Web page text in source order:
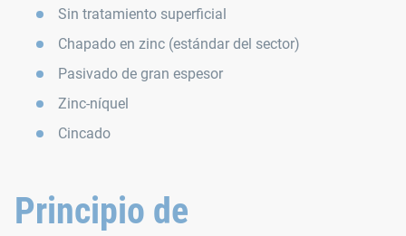
Sin tratamiento superficial
Chapado en zinc (estándar del sector)
Pasivado de gran espesor
Zinc-níquel
Cincado
Principio de